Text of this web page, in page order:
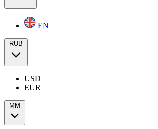
EN
RUB
USD
EUR
ММ